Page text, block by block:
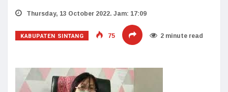
Thursday, 13 October 2022. Jam: 17:09
KABUPATEN SINTANG 75 2 minute read